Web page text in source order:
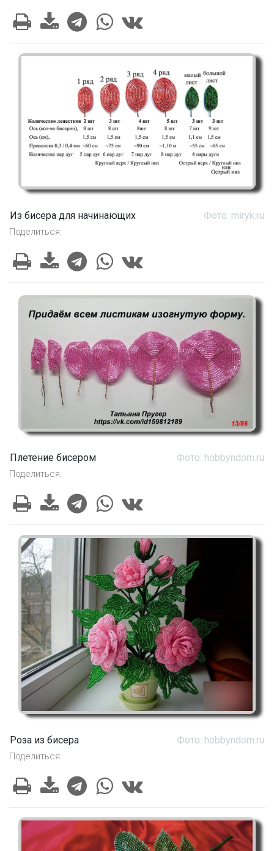
Из бисера для начинающих Фото: miryk.ru
Поделиться:
Плетение бисером Фото: hobbyndom.ru
Поделиться:
Роза из бисера Фото: hobbyndom.ru
Поделиться: